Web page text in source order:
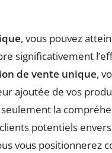
, vous pouvez
significativement
de vente unique,
ajoutée de vos
la
potentiels
vous positionnerez